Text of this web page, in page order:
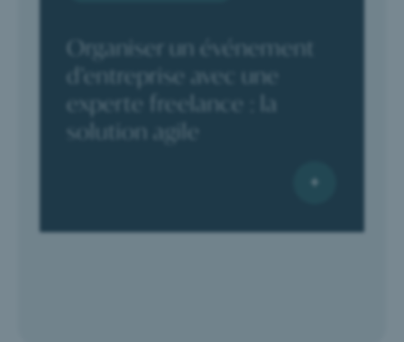
Organiser un événement
d’entreprise avec une
experte freelance : la
solution agile